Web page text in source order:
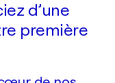
d’une
première